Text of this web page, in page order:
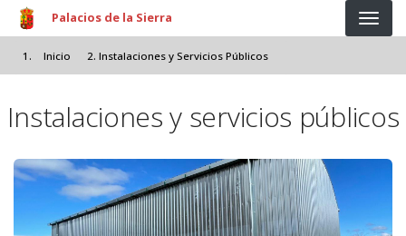
Pasar al contenido principal
Palacios de la Sierra
Inicio Instalaciones y Servicios Públicos
Instalaciones y servicios públicos